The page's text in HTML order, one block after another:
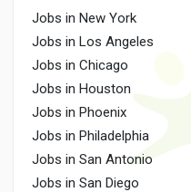
Jobs in New York
Jobs in Los Angeles
Jobs in Chicago
Jobs in Houston
Jobs in Phoenix
Jobs in Philadelphia
Jobs in San Antonio
Jobs in San Diego